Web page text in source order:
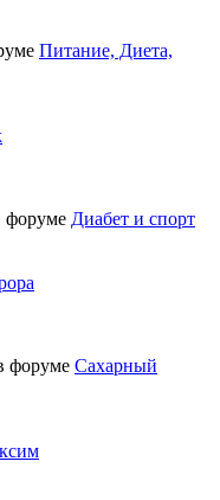
Питание, Диета,
форуме Диабет и спорт
форуме Сахарный